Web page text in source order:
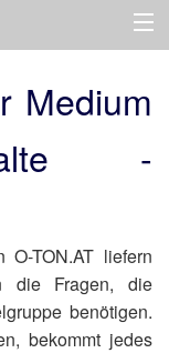
Medium
-
O-TON.AT liefern
die Fragen, die
benötigen.
bekommt jedes